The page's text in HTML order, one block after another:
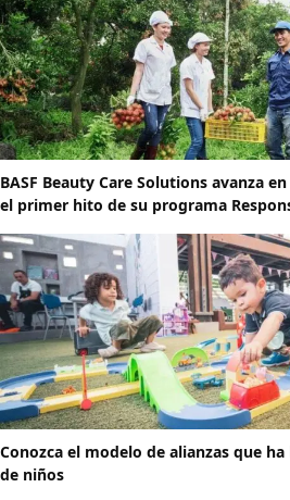
BASF Beauty Care Solutions avanza
el primer hito de su programa
Conozca el modelo de alianzas que
de niños